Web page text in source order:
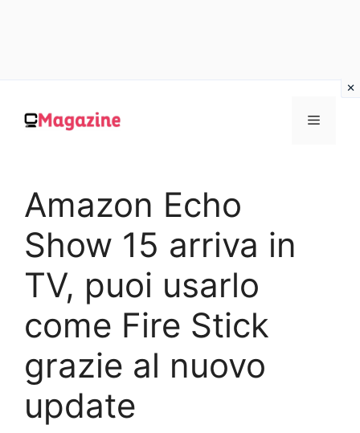
contenuto
MENU
Amazon Echo
Show 15 arriva in
TV, puoi usarlo
come Fire Stick
grazie al nuovo
update